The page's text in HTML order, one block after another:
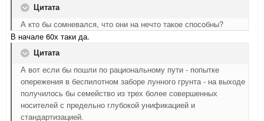
Цитата
А кто бы сомневался, что они на нечто такое способны?
В начале 60х таки да.
Цитата
А вот если бы пошли по рациональному пути - попытке
опережения в беспилотном заборе лунного грунта - на выходе
получилось бы семейство из трех более совершенных
носителей с предельно глубокой унификацией и
стандартизацией.